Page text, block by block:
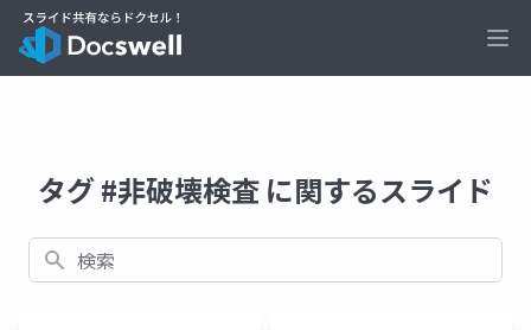
タグ #非破壊検査 に関するスライド
検索